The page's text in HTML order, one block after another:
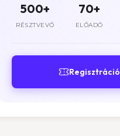
500+
RÉSZTVEVŐ
70+
ELŐADÓ
Regisztráció